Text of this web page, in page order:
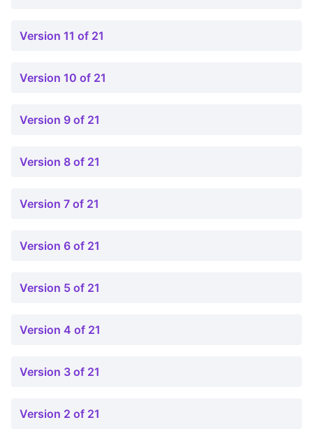
Version 11 of 21
Version 10 of 21
Version 9 of 21
Version 8 of 21
Version 7 of 21
Version 6 of 21
Version 5 of 21
Version 4 of 21
Version 3 of 21
Version 2 of 21